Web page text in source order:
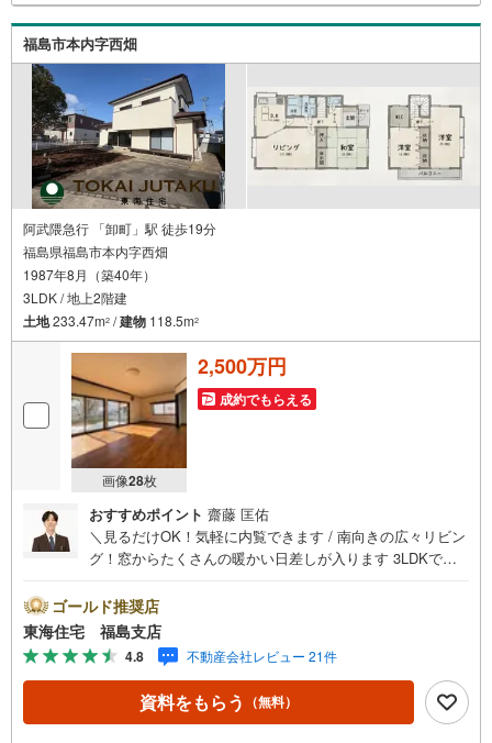
大歓迎 】●キッズスペースやベビーベッドを完備（オムツ
あります）●女性スタッフがお子様が飽きてしまわないよう
お手伝いいたします ●ご家族おそろいでぜひご来店くださ
福島市本内字西畑
阿武隈急行 「卸町」駅 徒歩19分
福島県福島市本内字西畑
1987年8月（築40年）
3LDK / 地上2階建
土地233.47m2 /建物 118.5m2
画像28枚
2,500万円
成約でもらえる
おすすめポイント 齋藤 匡佑
＼見るだけOK！気軽に内覧できます / 南向きの広々リビン
グ！窓からたくさんの暖かい日差しが入ります 3LDKで各
買い物施設充実 福島で30年の地域密着不動産会社です！福
島県出身スタッフが中心で、地元を熟知した暮らし目線の
ご提案が強み。Google口コミでも 4.7の高評価をいただい
ています！実際のお客様の声も、ぜひ参考になさってくだ
さい。＼住宅ローンのご相談は無料です！/「通るか
な…？」と不安な段階でも大丈夫です。自己資金が少ない
ゴールド推奨店
東海住宅 福島支店
4.8 不動産会社レビュー 21件
資料をもらう （無料）